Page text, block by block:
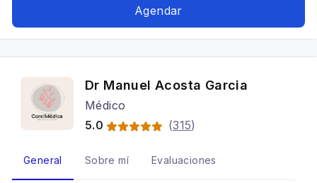
Agendar
Dr Manuel Acosta Garcia
Médico
5.0
(315)
General Sobre mí Evaluaciones